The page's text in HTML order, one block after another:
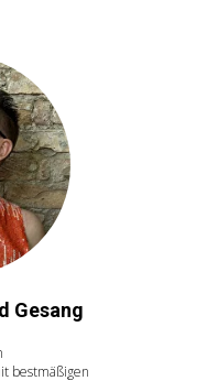
Gesang
bestmäßigen